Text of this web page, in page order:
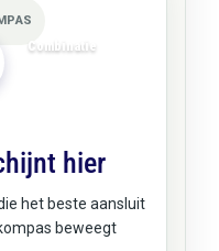
Combinatie
hier
het beste aansluit
beweegt